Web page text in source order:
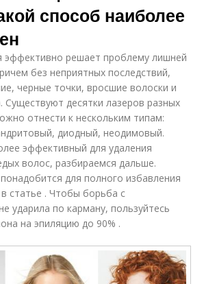
способ наиболее
эффективно решает проблему лишней
без неприятных последствий,
черные точки, вросшие волоски и
Существуют десятки лазеров разных
отнести к нескольким типам:
диодный, неодимовый.
эффективный для удаления
волос, разбираемся дальше.
для полного избавления
статье . Чтобы борьба с
ударила по карману, пользуйтесь
на эпиляцию до 90% .